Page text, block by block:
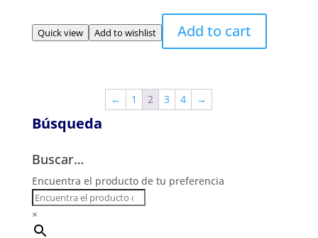
Quick view Add to wishlist Add to cart
← 1 2 3 4 →
Búsqueda
Buscar…
Encuentra el producto de tu preferencia
×